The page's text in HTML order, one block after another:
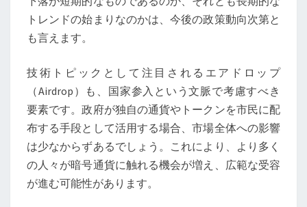
響
トレンドの始まりなのかは、今後の政策動向次第と
も言えます。
技術トピックとして注目されるエアドロップ
（Airdrop）も、国家参入という文脈で考慮すべき
要素です。政府が独自の通貨やトークンを市民に配
布する手段として活用する場合、市場全体への影響
は少なからずあるでしょう。これにより、より多く
の人々が暗号通貨に触れる機会が増え、広範な受容
が進む可能性があります。